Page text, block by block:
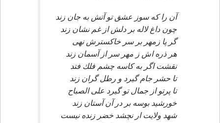
آن را كه سوز عشق تو آتش به جان زند
چون داغ لاله بر دلش از غم نشان زند
گر پا زمهر بر سر خاكسترش نهى
هر ذره اش ز مهر سر از آسمان زند
نقشت اگر به كاسه چشم فلك فتد
تا حشر جام گيرد و رطل گران زند
تا پرتو از جمال تو گيرد على الصباح
خورشيد بوسه بر در آن آستان زند
شهد ولايت ار نچشد خضر زنده نيست